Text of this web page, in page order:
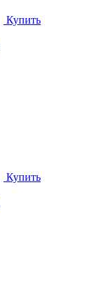
Купить
Купить